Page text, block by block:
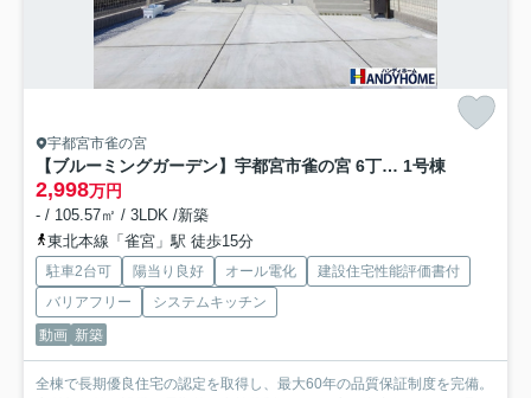
宇都宮市雀の宮
【ブルーミングガーデン】宇都宮市雀の宮 6丁目 全2棟 1号棟
2,998万円
- / 105.57㎡ / 3LDK /新築
東北本線「雀宮」駅 徒歩15分
駐車2台可 陽当り良好 オール電化
建設住宅性能評価書付
バリアフリー
システムキッチン
動画 新築
全棟で⾧期優良住宅の認定を取得し、最大60年の品質保証制度を完備。